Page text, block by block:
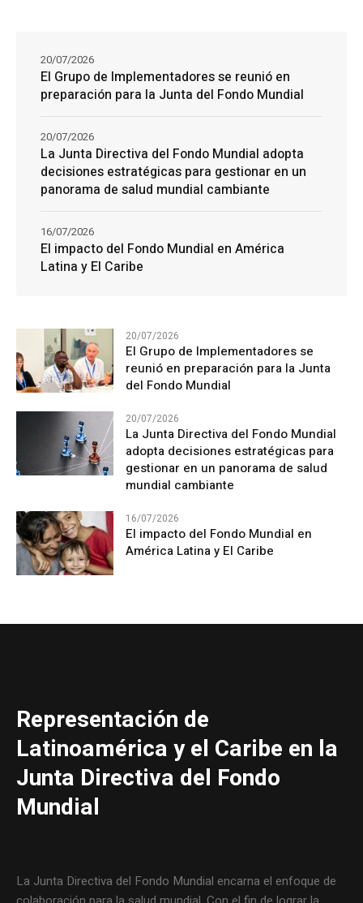
El Grupo de Implementadores se reunió en
preparación para la Junta del Fondo Mundial
20/07/2026
La Junta Directiva del Fondo Mundial adopta
decisiones estratégicas para gestionar en un
panorama de salud mundial cambiante
20/07/2026
El impacto del Fondo Mundial en América
Latina y El Caribe
16/07/2026
20/07/2026
El Grupo de Implementadores se
reunió en preparación para la Junta
del Fondo Mundial
20/07/2026
La Junta Directiva del Fondo Mundial
adopta decisiones estratégicas para
gestionar en un panorama de salud
mundial cambiante
16/07/2026
El impacto del Fondo Mundial en
América Latina y El Caribe
Representación de
Latinoamérica y el Caribe en la
Junta Directiva del Fondo
Mundial
La Junta Directiva del Fondo Mundial encarna el enfoque de